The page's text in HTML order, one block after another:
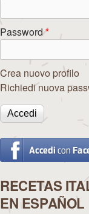
Password *
Crea nuovo profilo
Richiedi nuova
RECETAS
EN ESPAÑOL